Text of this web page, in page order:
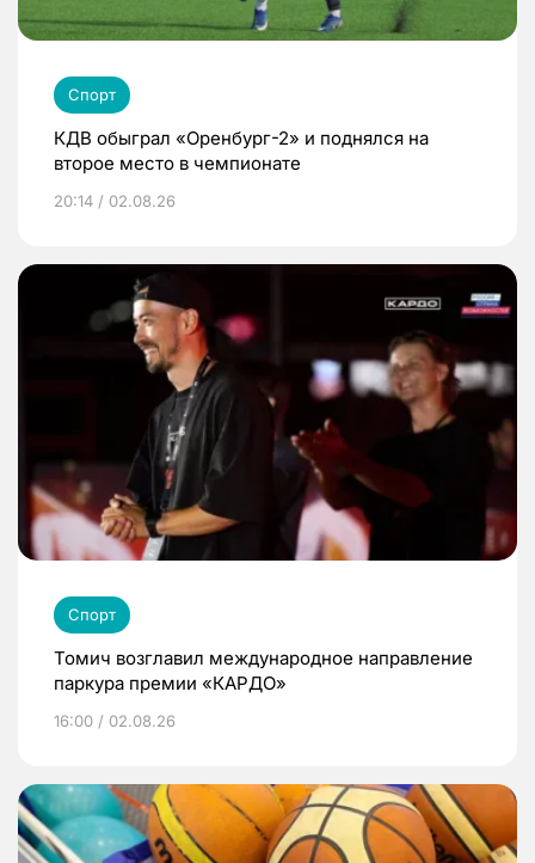
Спорт
КДВ обыграл «Оренбург-2» и поднялся на
второе место в чемпионате
20:14 / 02.08.26
Спорт
Томич возглавил международное направление
паркура премии «КАРДО»
16:00 / 02.08.26